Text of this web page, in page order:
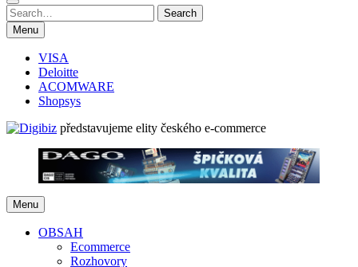
Search
for:
Search
Menu
VISA
Deloitte
ACOMWARE
Shopsys
představujeme elity českého e-commerce
Menu
OBSAH
Ecommerce
Rozhovory